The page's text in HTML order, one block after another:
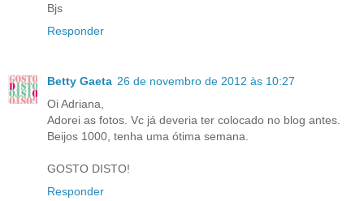
Bjs
Responder
Betty Gaeta 26 de novembro de 2012 às 10:27
Oi Adriana,
Adorei as fotos. Vc já deveria ter colocado no blog antes.
Beijos 1000, tenha uma ótima semana.
GOSTO DISTO!
Responder